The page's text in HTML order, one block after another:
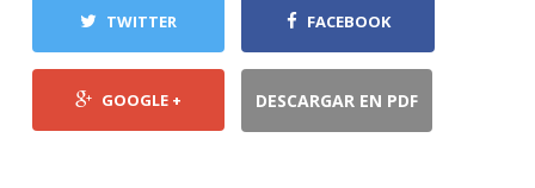
TWITTER FACEBOOK
GOOGLE + DESCARGAR EN PDF